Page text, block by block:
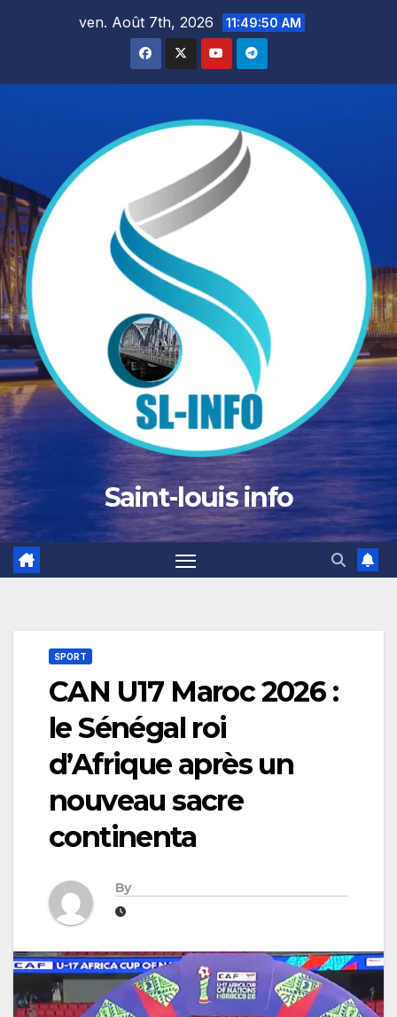
ven. Août 7th, 2026 11:49:51 AM
Saint-louis info
SPORT
CAN U17 Maroc 2026 :
le Sénégal roi
d’Afrique après un
nouveau sacre
continenta
By